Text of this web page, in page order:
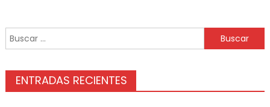
ENTRADAS RECIENTES